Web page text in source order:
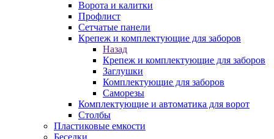
Ворота и калитки
Профлист
Сетчатые панели
Крепеж и комплектующие для заборов
Назад
Крепеж и комплектующие для заборов
Заглушки
Комплектующие для заборов
Саморезы
Комплектующие и автоматика для ворот
Столбы
Пластиковые емкости
Беседки